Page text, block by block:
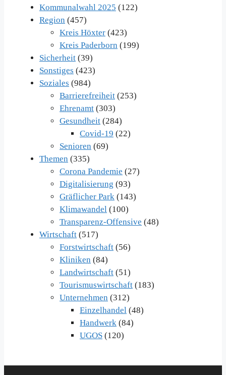
Kommunalwahl 2025 (122)
Region (457)
Kreis Höxter (423)
Kreis Paderborn (199)
Sicherheit (39)
Sonstiges (423)
Soziales (984)
Barrierefreiheit (253)
Ehrenamt (303)
Gesundheit (284)
Covid-19 (22)
Senioren (69)
Themen (335)
Corona Pandemie (27)
Digitalisierung (93)
Gräflicher Park (143)
Klimawandel (100)
Transparenz-Offensive (48)
Wirtschaft (517)
Forstwirtschaft (56)
Kliniken (84)
Landwirtschaft (51)
Tourismuswirtschaft (183)
Unternehmen (312)
Einzelhandel (48)
Handwerk (84)
UGOS (120)